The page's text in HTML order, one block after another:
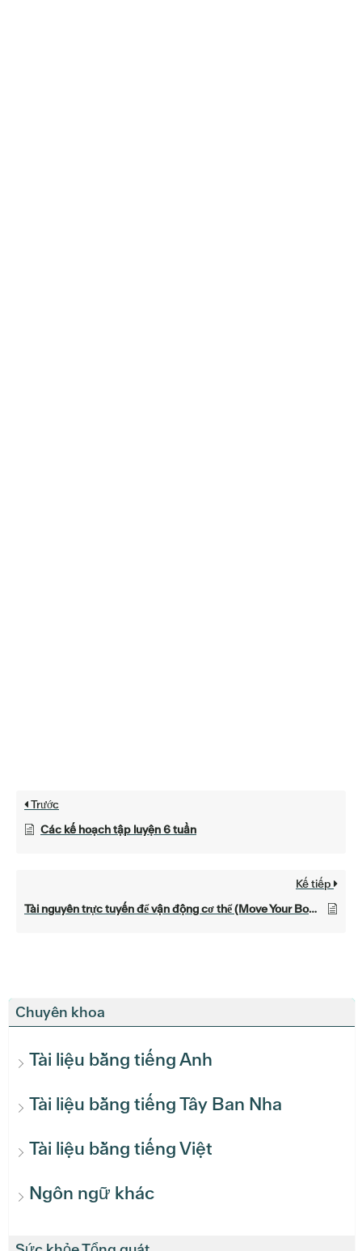
Chuyên khoa
Tài liệu bằng tiếng Anh
Tài liệu bằng tiếng Tây Ban Nha
Tài liệu bằng tiếng Việt
Ngôn ngữ khác
Trước
Các kế hoạch tập luyện 6 tuần
Kế tiếp
Tài nguyên trực tuyến để vận động cơ thể (Move Your Body Online Resources)